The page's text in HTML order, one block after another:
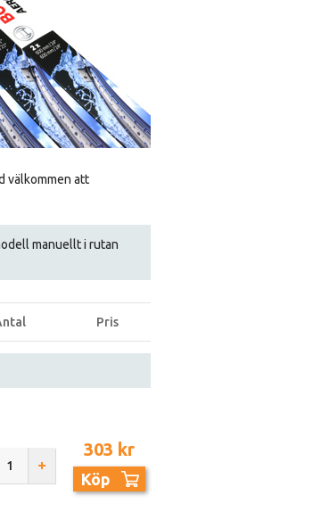
välkommen att
manuellt i rutan
Pris
303 kr
Köp